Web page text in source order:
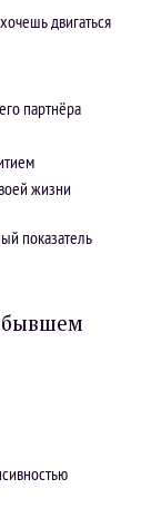
двигаться
партнёра
жизни
показатель
бывшем